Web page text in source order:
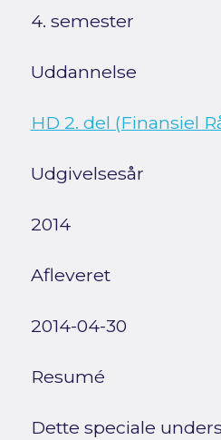
4. semester
Uddannelse
HD 2. del (Finansiel
Udgivelsesår
2014
Afleveret
2014-04-30
Resumé
Dette speciale